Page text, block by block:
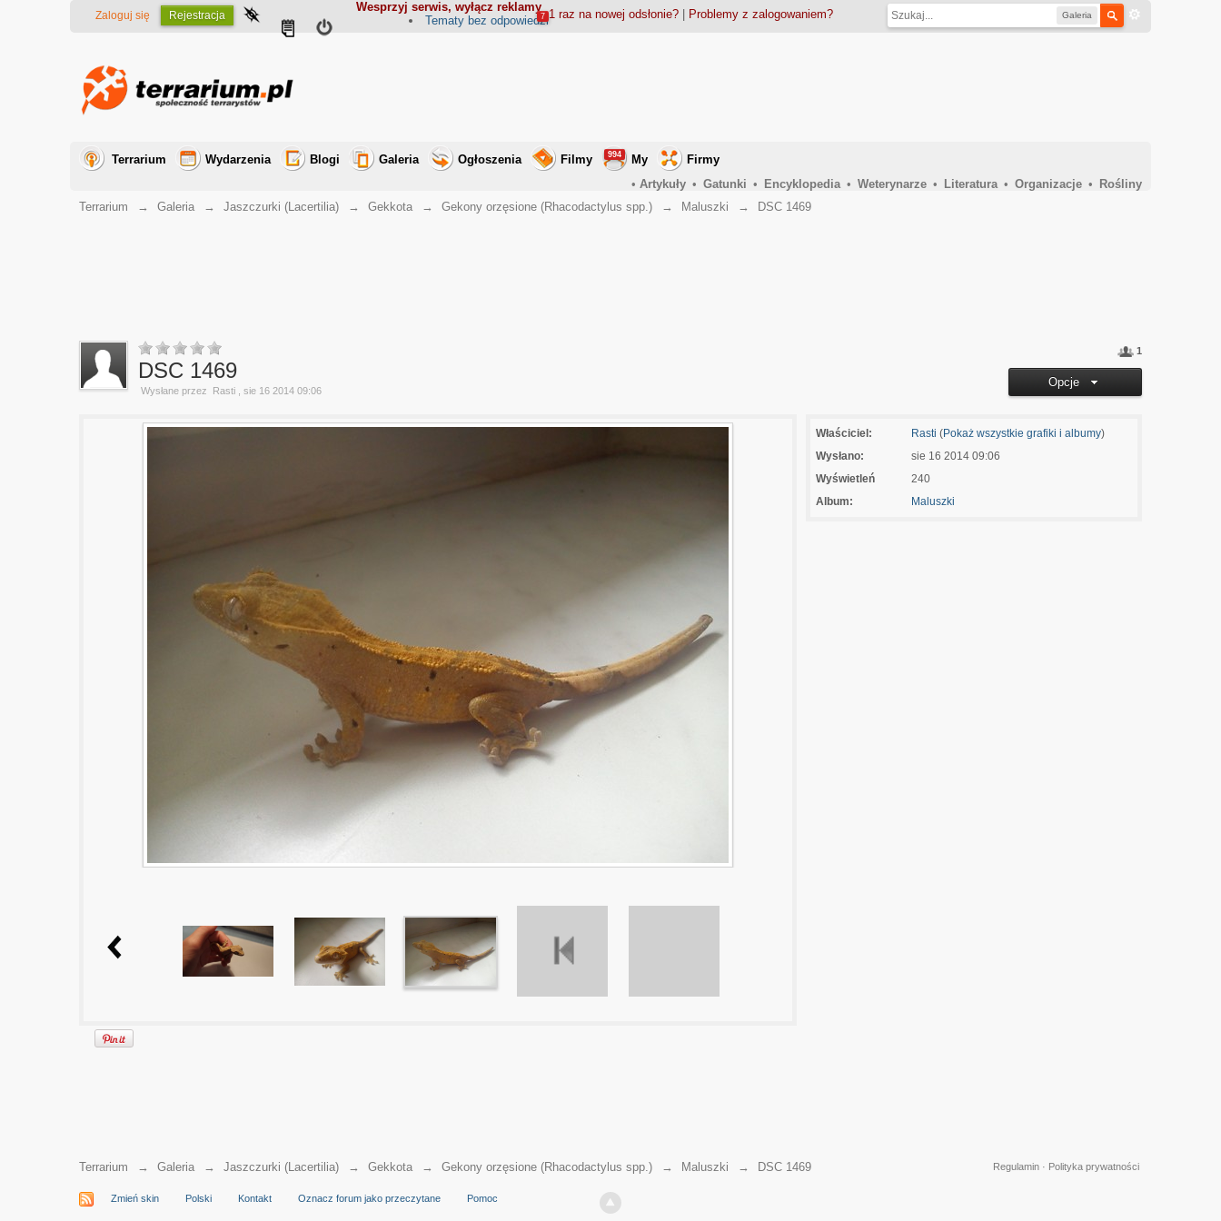
Wesprzyj serwis, wyłącz reklamy
Galeria
Zaloguj się Rejestracja 1 raz na nowej odsłonie?| Problemy z zalogowaniem?
Tematy bez odpowiedzi
7
Terrarium Wydarzenia Blogi Galeria Ogłoszenia Filmy My
994
Firmy
• Artykuły • Gatunki • Encyklopedia • Weterynarze • Literatura • Organizacje •
Rośliny
Terrarium
→ Galeria → Jaszczurki (Lacertilia) → Gekkota → Gekony orzęsione (Rhacodactylus spp.) → Maluszki → DSC 1469
1
Opcje
DSC 1469
Wysłane przez Rasti , sie 16 2014 09:06
Właściciel: Rasti (Pokaż wszystkie grafiki i albumy)
Wysłano:
sie 16 2014 09:06
Wyświetleń
240
Album:
Maluszki
Terrarium → Galeria → Jaszczurki (Lacertilia) → Gekkota → Gekony orzęsione (Rhacodactylus spp.) → Maluszki → DSC 1469 Polityka prywatności
Regulamin·
Zmień skin Polski Kontakt Oznacz forum jako przeczytane Pomoc